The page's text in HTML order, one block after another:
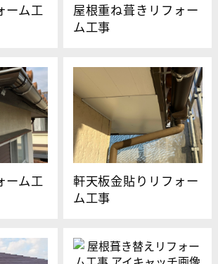
ーム工
屋根重ね葺きリフォー
ム工事
ーム工
軒天板金貼りリフォー
ム工事